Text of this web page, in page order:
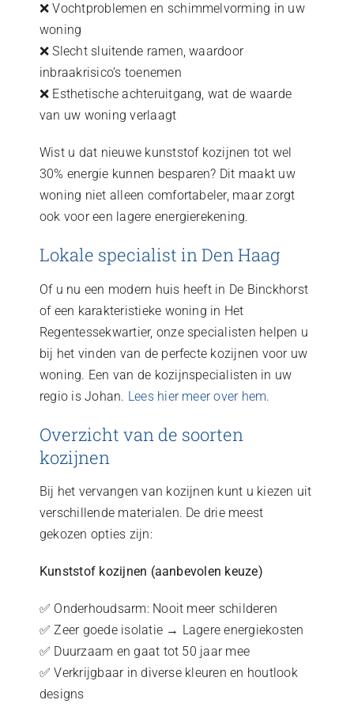
❌ Vochtproblemen en schimmelvorming in uw
woning
❌ Slecht sluitende ramen, waardoor
inbraakrisico’s toenemen
❌ Esthetische achteruitgang, wat de waarde
van uw woning verlaagt
Wist u dat nieuwe kunststof kozijnen tot wel
30% energie kunnen besparen? Dit maakt uw
woning niet alleen comfortabeler, maar zorgt
ook voor een lagere energierekening.
Lokale specialist in Den Haag
Of u nu een modern huis heeft in De Binckhorst
of een karakteristieke woning in Het
Regentessekwartier, onze specialisten helpen u
bij het vinden van de perfecte kozijnen voor uw
woning. Een van de kozijnspecialisten in uw
regio is Johan. Lees hier meer over hem.
Overzicht van de soorten
kozijnen
Bij het vervangen van kozijnen kunt u kiezen uit
verschillende materialen. De drie meest
gekozen opties zijn:
Kunststof kozijnen (aanbevolen keuze)
✅ Onderhoudsarm: Nooit meer schilderen
✅ Zeer goede isolatie → Lagere energiekosten
✅ Duurzaam en gaat tot 50 jaar mee
✅ Verkrijgbaar in diverse kleuren en houtlook
designs